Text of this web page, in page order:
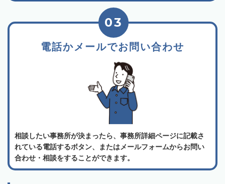
電話かメールでお問い合わせ
03
相談したい事務所が決まったら、事務所詳細ページに記載さ
れている電話するボタン、またはメールフォームからお問い
合わせ・相談をすることができます。